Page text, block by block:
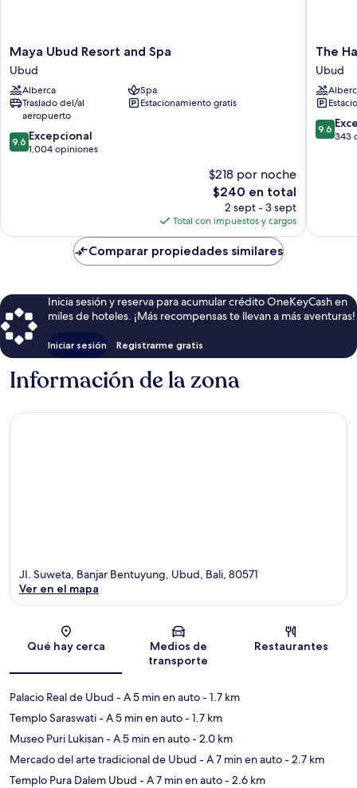
Maya
Ubud
Resort
and
Spa
Ubud
Maya Ubud Resort and Spa
Ubud
Alberca
Spa
Traslado del/al
aeropuerto
Estacionamiento gratis
9.6
de
9.6 Excepcional
1,004 opiniones
$218 por noche
El
precio
actual
es
de
$240
$240 en total
2 sept - 3 sept
Total con impuestos y cargos
The
Hava
Ubud
A
Pramana
Ubud
The
Ubud
9.6
de
9.6
343
Comparar propiedades similares
Inicia sesión y reserva para acumular crédito OneKeyCash en
miles de hoteles. ¡Más recompensas te llevan a más aventuras!
Iniciar sesión Registrarme gratis
Información de la zona
Sección del mapa
JI. Suweta, Banjar Bentuyung, Ubud, Bali, 80571
Ver en el mapa
Qué hay cerca
Medios de
transporte
Restaurantes
Palacio Real de Ubud - A 5 min en auto- 1.7 km
Templo Saraswati- A 5 min en auto- 1.7 km
Museo Puri Lukisan- A 5 min en auto- 2.0 km
Mercado del arte tradicional de Ubud - A 7 min en auto- 2.7 km
Templo Pura Dalem Ubud - A 7 min en auto- 2.6 km